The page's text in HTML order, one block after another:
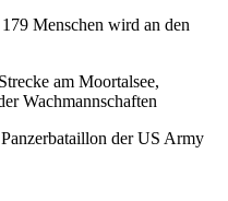
Menschen wird an den
am Moortalsee,
Wachmannschaften
der US Army